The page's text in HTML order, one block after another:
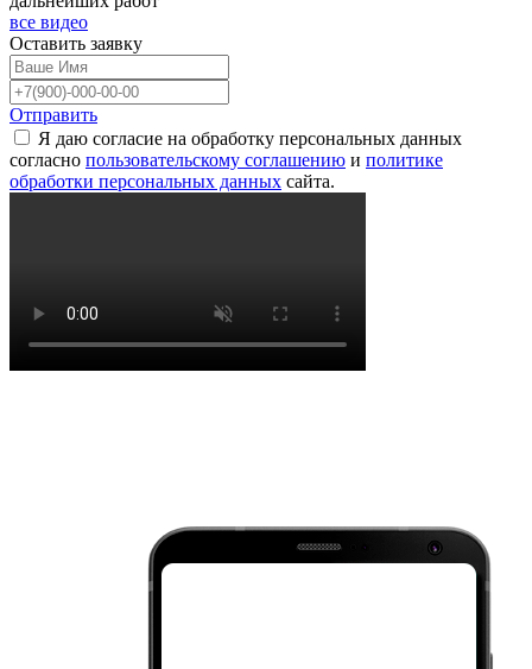
все видео
Оставить заявку
Отправить
Я даю согласие на обработку персональных данных
согласно пользовательскому соглашению и политике
обработки персональных данных сайта.